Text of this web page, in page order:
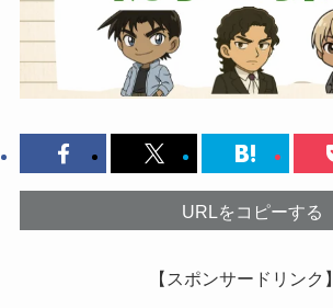
URLをコピーする
【スポンサードリンク】